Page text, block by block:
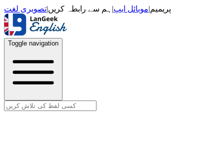
پریمیم|موبائل ایپ| ہم سے رابطہ کریں|تصویری لغت
Toggle navigation